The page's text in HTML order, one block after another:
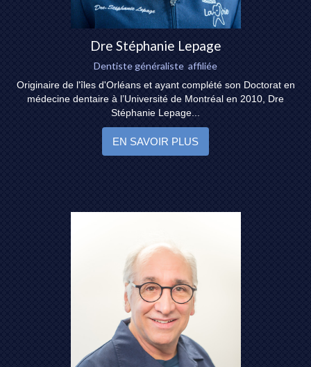
Dre Stéphanie Lepage
Dentiste généraliste affiliée
Originaire de l'îles d'Orléans et ayant complété son Doctorat en
médecine dentaire à l’Université de Montréal en 2010, Dre
Stéphanie Lepage...
EN SAVOIR PLUS